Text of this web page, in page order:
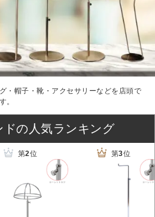
・帽子・靴・アクセサリーなどを店頭で
。
の人気ランキング
第2位 第3位